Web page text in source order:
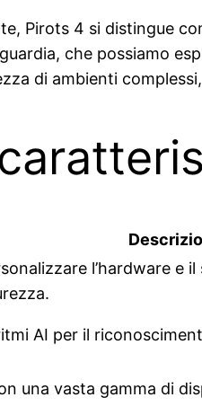
Pirots 4 si distingue
che possiamo
di ambienti
l’hardware e
AI per il
una vasta gamma di